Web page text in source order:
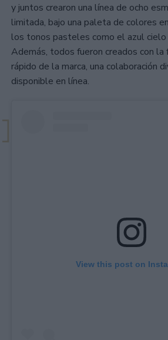
y juntos crearon una línea de ocho
limitada, bajo una paleta de colores
los tonos pasteles como el azul cielo
Además, todos fueron creados con la
rápido de la marca, una colaboración
disponible en línea.
View this post on